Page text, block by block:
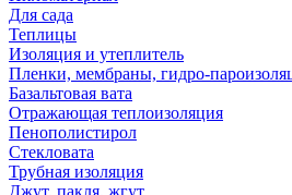
Для сада
Теплицы
Изоляция и утеплитель
Пленки, мембраны, гидро-
Базальтовая вата
Отражающая теплоизоляция
Пенополистирол
Стекловата
Трубная изоляция
Джут, пакля, жгут